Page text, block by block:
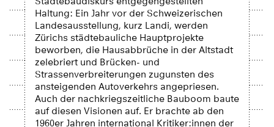
Haltung: Ein Jahr vor der Schweizerischen
Landesausstellung, kurz Landi, werden
Zürichs städtebauliche Hauptprojekte
beworben, die Hausabbrüche in der Altstadt
zelebriert und Brücken- und
Strassenverbreiterungen zugunsten des
ansteigenden Autoverkehrs angepriesen.
Auch der nachkriegszeitliche Bauboom baute
auf diesen Visionen auf. Er brachte ab den
1960er Jahren international Kritiker:innen der